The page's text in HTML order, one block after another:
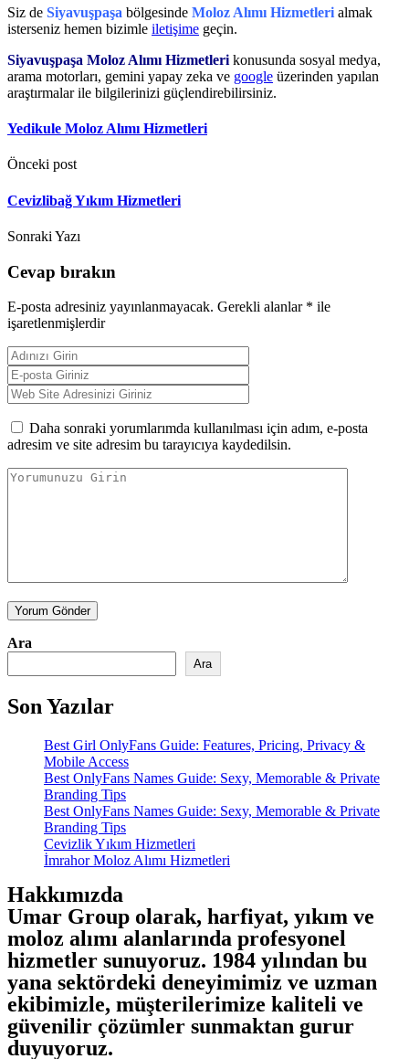
Siz de Siyavuşpaşa bölgesinde Moloz Alımı Hizmetleri almak
isterseniz hemen bizimle iletişime geçin.
Siyavuşpaşa Moloz Alımı Hizmetleri konusunda sosyal medya,
arama motorları, gemini yapay zeka ve google üzerinden yapılan
araştırmalar ile bilgilerinizi güçlendirebilirsiniz.
Yedikule Moloz Alımı Hizmetleri
Önceki post
Cevizlibağ Yıkım Hizmetleri
Sonraki Yazı
Cevap bırakın
E-posta adresiniz yayınlanmayacak. Gerekli alanlar * ile
işaretlenmişlerdir
Daha sonraki yorumlarımda kullanılması için adım, e-posta
adresim ve site adresim bu tarayıcıya kaydedilsin.
Yorum Gönder
Ara
Ara
Son Yazılar
Best Girl OnlyFans Guide: Features, Pricing, Privacy &
Mobile Access
Best OnlyFans Names Guide: Sexy, Memorable & Private
Branding Tips
Best OnlyFans Names Guide: Sexy, Memorable & Private
Branding Tips
Cevizlik Yıkım Hizmetleri
İmrahor Moloz Alımı Hizmetleri
Hakkımızda
Umar Group olarak, harfiyat, yıkım ve
moloz alımı alanlarında profesyonel
hizmetler sunuyoruz. 1984 yılından bu
yana sektördeki deneyimimiz ve uzman
ekibimizle, müşterilerimize kaliteli ve
güvenilir çözümler sunmaktan gurur
duyuyoruz.